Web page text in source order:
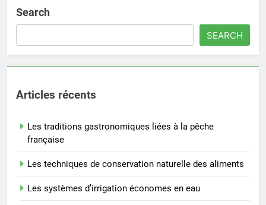
Search
SEARCH
Articles récents
Les traditions gastronomiques liées à la pêche
française
Les techniques de conservation naturelle des aliments
Les systèmes d’irrigation économes en eau